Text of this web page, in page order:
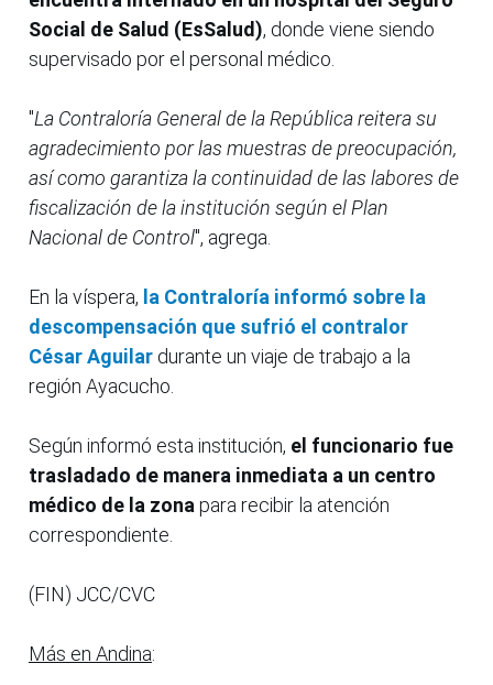
Social de Salud (EsSalud), donde viene siendo
supervisado por el personal médico.
"La Contraloría General de la República reitera su
agradecimiento por las muestras de preocupación,
así como garantiza la continuidad de las labores de
fiscalización de la institución según el Plan
Nacional de Control", agrega.
En la víspera, la Contraloría informó sobre la
descompensación que sufrió el contralor
César Aguilar durante un viaje de trabajo a la
región Ayacucho.
Según informó esta institución, el funcionario fue
trasladado de manera inmediata a un centro
médico de la zona para recibir la atención
correspondiente.
(FIN) JCC/CVC
Más en Andina: